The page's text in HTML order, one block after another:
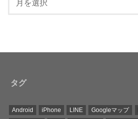
タグ
Android iPhone LINE Googleマップ